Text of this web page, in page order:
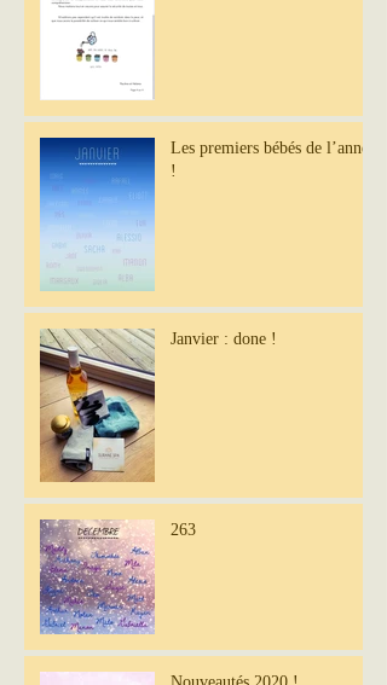
Les premiers bébés de l’année
!
Janvier : done !
263
Nouveautés 2020 !